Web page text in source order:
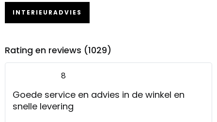
INTERIEURADVIES
Rating en reviews (1029)
8
Goede service en advies in de winkel en
snelle levering